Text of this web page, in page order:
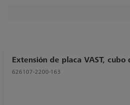
Extensión de placa VAST, cubo
626107-2200-163